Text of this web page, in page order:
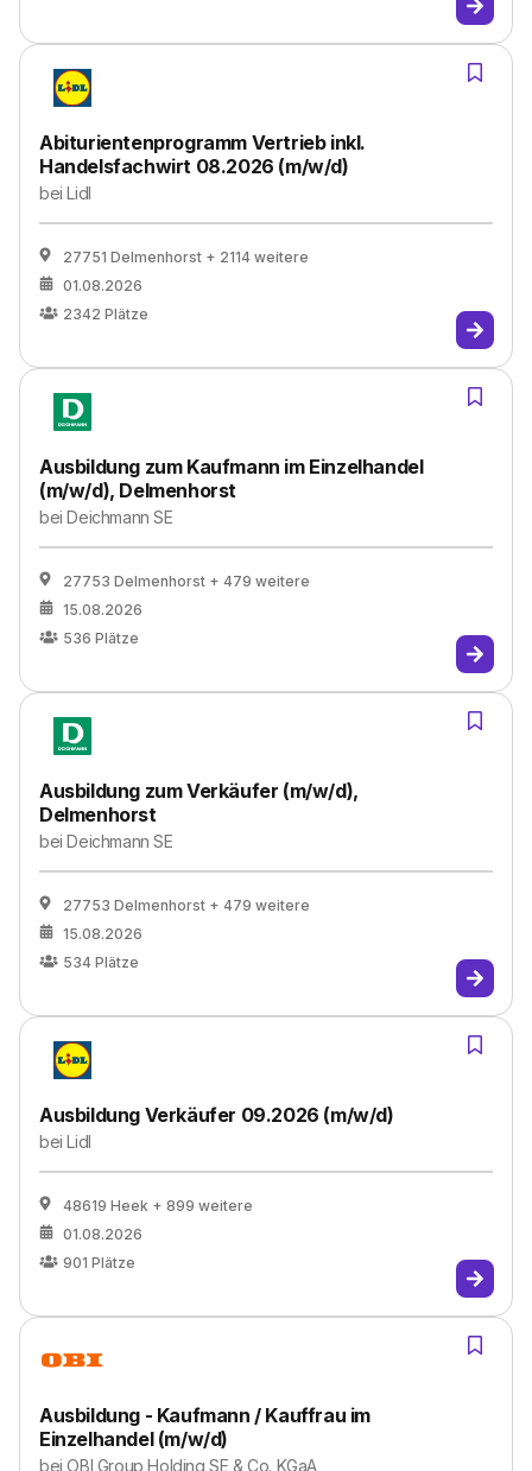
Abiturientenprogramm Vertrieb inkl.
Handelsfachwirt 08.2026 (m/w/d)
beiLidl
27751 Delmenhorst + 2114 weitere
01.08.2026
2342 Plätze
Ausbildung zum Kaufmann im Einzelhandel
(m/w/d), Delmenhorst
beiDeichmann SE
27753 Delmenhorst + 479 weitere
15.08.2026
536 Plätze
Ausbildung zum Verkäufer (m/w/d),
Delmenhorst
beiDeichmann SE
27753 Delmenhorst + 479 weitere
15.08.2026
534 Plätze
Ausbildung Verkäufer 09.2026 (m/w/d)
beiLidl
48619 Heek + 899 weitere
01.08.2026
901 Plätze
Ausbildung - Kaufmann / Kauffrau im
Einzelhandel (m/w/d)
beiOBI Group Holding SE & Co. KGaA